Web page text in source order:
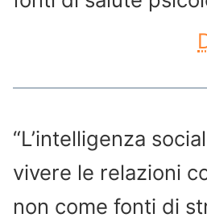
“L’intelligenza
vivere le relazioni
non come fonti di